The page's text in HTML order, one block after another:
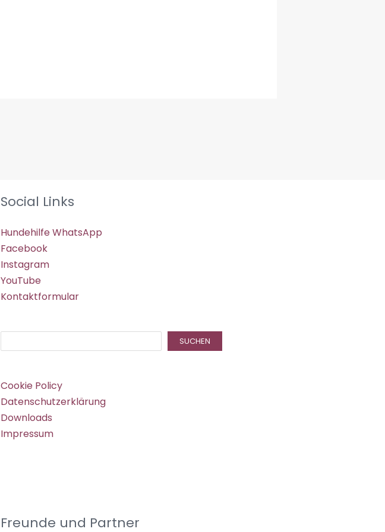
Social Links
Hundehilfe WhatsApp
Facebook
Instagram
YouTube
Kontaktformular
SUCHEN
Cookie Policy
Datenschutzerklärung
Downloads
Impressum
Freunde und Partner